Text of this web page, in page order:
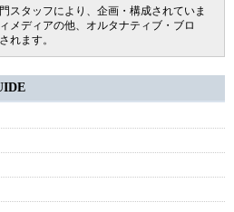
スタッフにより、企画・構成されていま
メディアの他、オルタナティブ・ブロ
れます。